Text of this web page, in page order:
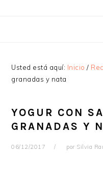
Usted está aquí: Inicio /
granadas y nata
YOGUR CON
GRANADAS Y
06/12/2017 por Silvia